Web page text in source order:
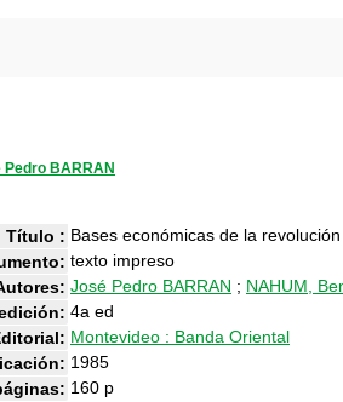
Pedro BARRAN
Título : Bases económicas de la
texto impreso
José Pedro BARRAN ; NAHUM,
4a ed
Montevideo : Banda Oriental
1985
160 p